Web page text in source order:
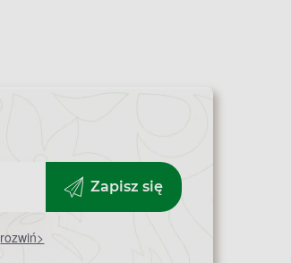
Zapisz się
rozwiń>